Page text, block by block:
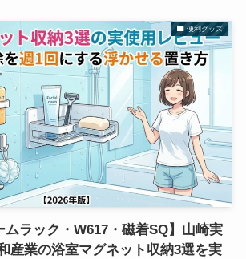
便利グッズ
ムラック・W617・磁着SQ】山崎実
産業の浴室マグネット収納3選を実